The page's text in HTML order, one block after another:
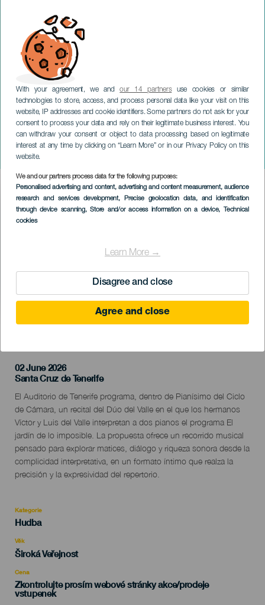
With your agreement, we andour 14 partnersuse cookies or similar
technologies to store, access, and process personal data like your visit on this
website, IP addresses and cookie identifiers. Some partners do not ask for your
consent to process your data and rely on their legitimate business interest. You
can withdraw your consent or object to data processing based on legitimate
interest at any time by clicking on “Learn More” or in our Privacy Policy on this
website.
We and our partners process data for the following purposes:
Personalised advertising and content, advertising and content measurement, audience
research and services development, Precise geolocation data, and identification
through device scanning, Store and/or access information on a device, Technical
cookies
Learn More →
Disagree and close
Agree and close
Duo del Valle na koncertě
TENERIFE
Imagen
Listado
02 June 2026
Localidad
Santa Cruz de Tenerife
Descripción
del
evento
El Auditorio de Tenerife programa, dentro de Pianísimo del Ciclo
de Cámara, un recital del Dúo del Valle en el que los hermanos
Víctor y Luis del Valle interpretan a dos pianos el programa El
jardín de lo imposible. La propuesta ofrece un recorrido musical
pensado para explorar matices, diálogo y riqueza sonora desde la
complicidad interpretativa, en un formato íntimo que realza la
precisión y la expresividad del repertorio.
Kategorie
Categoría
evento
Hudba
Věk
Edad
Recomendada
Široká Veřejnost
Cena
Zkontrolujte prosím webové stránky akce/prodeje
vstupenek